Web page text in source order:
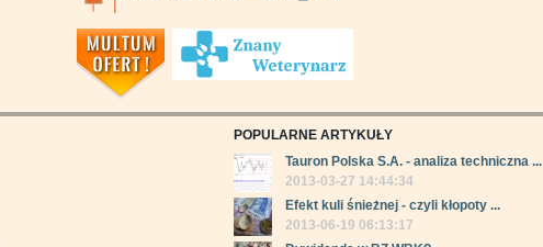
POPULARNE ARTYKUŁY
Tauron Polska S.A. - analiza techniczna ...
2013-03-27 14:44:34
Efekt kuli śnieżnej - czyli kłopoty ...
2013-06-19 06:13:17